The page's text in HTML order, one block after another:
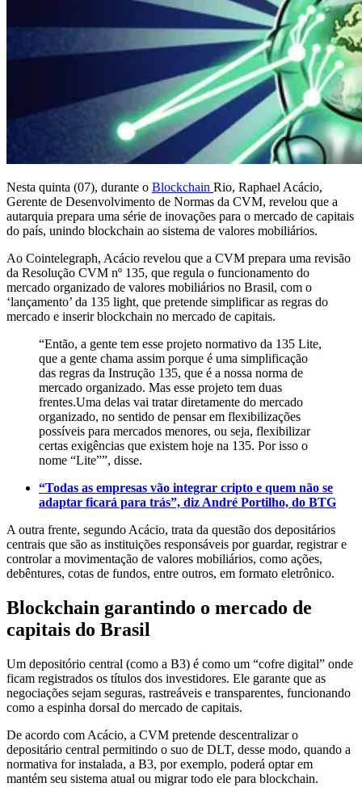
Nesta quinta (07), durante o Blockchain Rio, Raphael Acácio,
Gerente de Desenvolvimento de Normas da CVM, revelou que a
autarquia prepara uma série de inovações para o mercado de capitais
do país, unindo blockchain ao sistema de valores mobiliários.
Ao Cointelegraph, Acácio revelou que a CVM prepara uma revisão
da Resolução CVM nº 135, que regula o funcionamento do
mercado organizado de valores mobiliários no Brasil, com o
‘lançamento’ da 135 light, que pretende simplificar as regras do
mercado e inserir blockchain no mercado de capitais.
“Então, a gente tem esse projeto normativo da 135 Lite,
que a gente chama assim porque é uma simplificação
das regras da Instrução 135, que é a nossa norma de
mercado organizado. Mas esse projeto tem duas
frentes.Uma delas vai tratar diretamente do mercado
organizado, no sentido de pensar em flexibilizações
possíveis para mercados menores, ou seja, flexibilizar
certas exigências que existem hoje na 135. Por isso o
nome “Lite””, disse.
“Todas as empresas vão integrar cripto e quem não se
adaptar ficará para trás”, diz André Portilho, do BTG
A outra frente, segundo Acácio, trata da questão dos depositários
centrais que são as instituições responsáveis por guardar, registrar e
controlar a movimentação de valores mobiliários, como ações,
debêntures, cotas de fundos, entre outros, em formato eletrônico.
Blockchain garantindo o mercado de
capitais do Brasil
Um depositório central (como a B3) é como um “cofre digital” onde
ficam registrados os títulos dos investidores. Ele garante que as
negociações sejam seguras, rastreáveis e transparentes, funcionando
como a espinha dorsal do mercado de capitais.
De acordo com Acácio, a CVM pretende descentralizar o
depositário central permitindo o suo de DLT, desse modo, quando a
normativa for instalada, a B3, por exemplo, poderá optar em
mantém seu sistema atual ou migrar todo ele para blockchain.